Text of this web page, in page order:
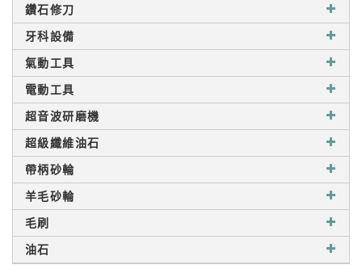
鑽石修刀
牙科設備
氣動工具
電動工具
超音波研磨機
超級纖維油石
帶柄砂輪
羊毛砂輪
毛刷
油石